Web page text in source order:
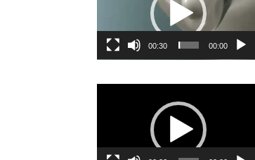
00:00
00:30